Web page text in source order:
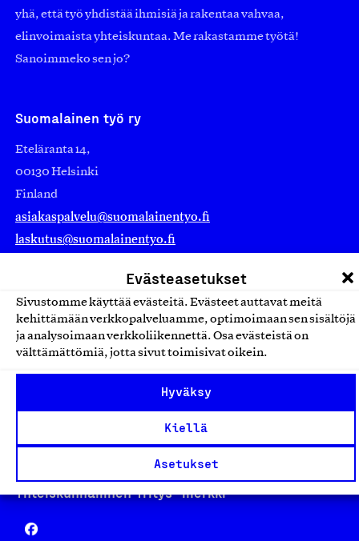
Evästeasetukset
Sivustomme käyttää evästeitä. Evästeet auttavat meitä
kehittämään verkkopalveluamme, optimoimaan sen sisältöjä
ja analysoimaan verkkoliikennettä. Osa evästeistä on
välttämättömiä, jotta sivut toimisivat oikein.
Hyväksy
Kiellä
Asetukset
yhä, että työ yhdistää ihmisiä ja rakentaa vahvaa,
elinvoimaista yhteiskuntaa. Me rakastamme työtä!
Sanoimmeko sen jo?
Suomalainen työ ry
Eteläranta 14,
00130 Helsinki
Finland
asiakaspalvelu@suomalainentyo.fi
laskutus@suomalainentyo.fi
Avainlippu
Design From Finland
Yhteiskunnallinen Yritys -merkki